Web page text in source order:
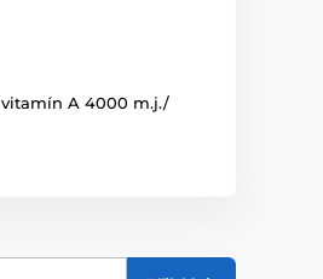
vitamín A 4000 m.j./